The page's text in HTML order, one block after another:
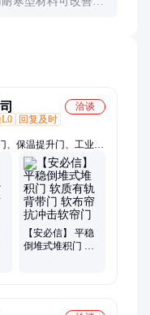
洽谈
回复及时
、保温提升门、工业滑
提升门、分段式提升
速门、工业提升门、
衡、120吨地磅、100
磅
【安必信】 平稳
倒堆式堆积门 软